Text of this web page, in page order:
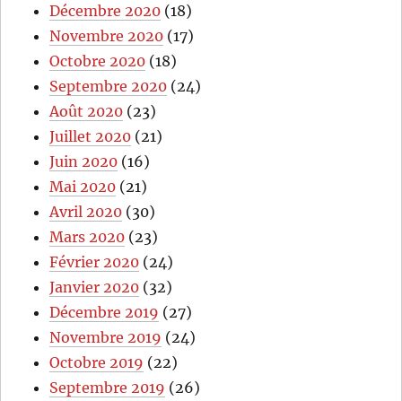
Décembre 2020 (18)
Novembre 2020 (17)
Octobre 2020 (18)
Septembre 2020 (24)
Août 2020 (23)
Juillet 2020 (21)
Juin 2020 (16)
Mai 2020 (21)
Avril 2020 (30)
Mars 2020 (23)
Février 2020 (24)
Janvier 2020 (32)
Décembre 2019 (27)
Novembre 2019 (24)
Octobre 2019 (22)
Septembre 2019 (26)